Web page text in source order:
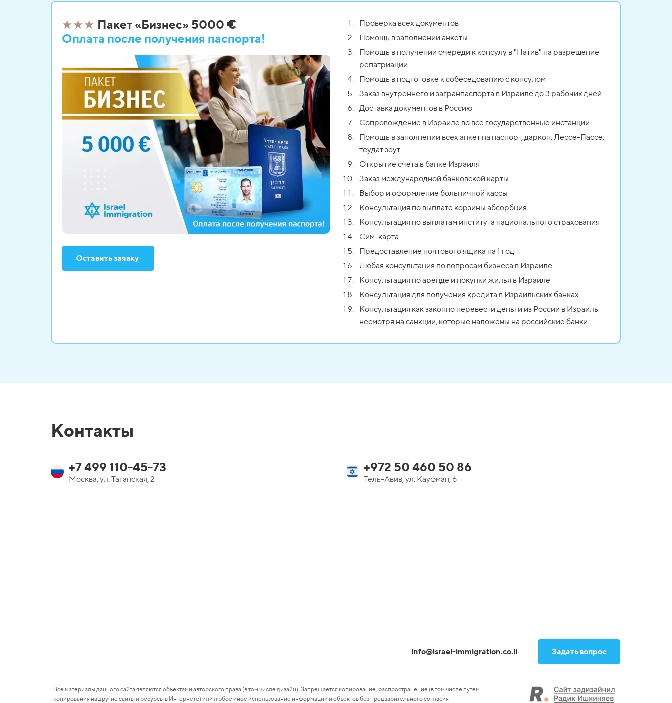
★★★ Пакет «Бизнес» 5000 €
Оплата после получения паспорта!
Оставить заявку
Проверка всех документов
Помощь в заполнении анкеты
Помощь в получении очереди к консулу в "Натив" на разрешение
репатриации
Помощь в подготовке к собеседованию с консулом
Заказ внутреннего и загранпаспорта в Израиле до 3 рабочих дней
Доставка документов в Россию
Сопровождение в Израиле во все государственные инстанции
Помощь в заполнении всех анкет на паспорт, даркон, Лессе-Пассе,
теудат зеут
Открытие счета в банке Израиля
Заказ международной банковской карты
Выбор и оформление больничной кассы
Консультация по выплате корзины абсорбция
Консультация по выплатам института национального страхования
Сим-карта
Предоставление почтового ящика на 1 год
Любая консультация по вопросам бизнеса в Израиле
Консультация по аренде и покупки жилья в Израиле
Консультация для получения кредита в Израильских банках
Консультация как законно перевести деньги из России в Израиль
несмотря на санкции, которые наложены на российские банки
Контакты
+7 499 110-45-73
Москва, ул. Таганская, 2
+972 50 460 50 86
Тель-Авив, ул. Кауфман, 6
info@israel-immigration.co.il Задать вопрос
Все материалы данного сайта являются объектами авторского права (в том числе дизайн). Запрещается копирование, распространение (в том числе путем
копирования на другие сайты и ресурсы в Интернете) или любое иное использование информации и объектов без предварительного согласия